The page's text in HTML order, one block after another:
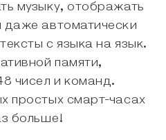
музыку, отображать
даже автоматически
с языка на язык.
памяти,
чисел и команд.
простых смарт-часах
больше!